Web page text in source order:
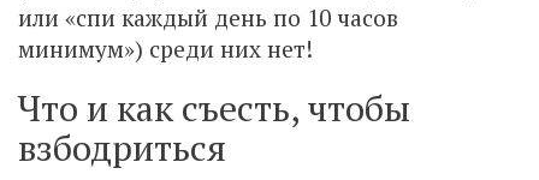
или «спи каждый день по 10 часов
минимум») среди них нет!
Что и как съесть, чтобы
взбодриться